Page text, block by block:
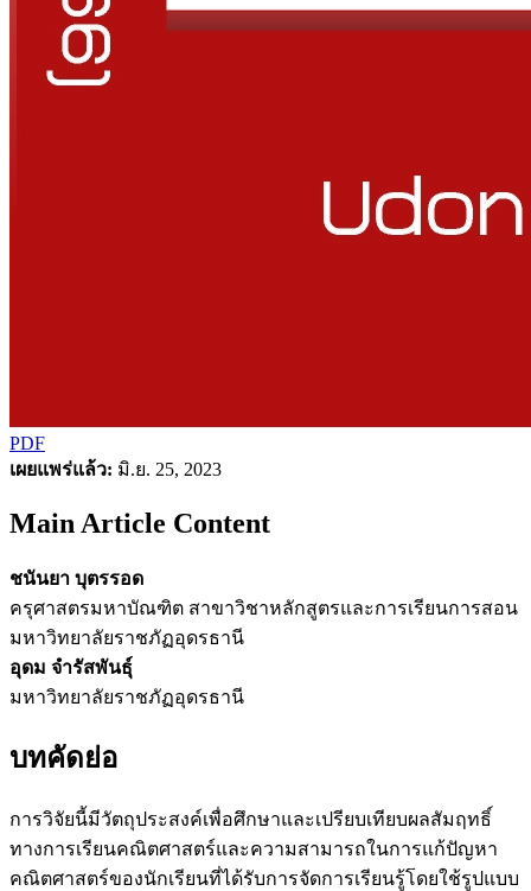
PDF
เผยแพร่แล้ว: มิ.ย. 25, 2023
Main Article Content
ชนันยา บุตรรอด
ครุศาสตรมหาบัณฑิต สาขาวิชาหลักสูตรและการเรียนการสอน
มหาวิทยาลัยราชภัฏอุดรธานี
อุดม จำรัสพันธุ์
มหาวิทยาลัยราชภัฏอุดรธานี
บทคัดย่อ
การวิจัยนี้มีวัตถุประสงค์เพื่อศึกษาและเปรียบเทียบผลสัมฤทธิ์
ทางการเรียนคณิตศาสตร์และความสามารถในการแก้ปัญหา
คณิตศาสตร์ของนักเรียนที่ได้รับการจัดการเรียนรู้โดยใช้รูปแบบ